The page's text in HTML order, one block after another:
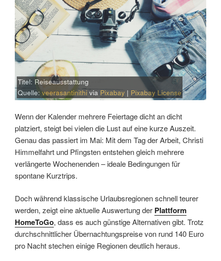
Titel: Reiseausstattung
Quelle:veerasantinithivia Pixabay | Pixabay License
Wenn der Kalender mehrere Feiertage dicht an dicht
platziert, steigt bei vielen die Lust auf eine kurze Auszeit.
Genau das passiert im Mai: Mit dem Tag der Arbeit, Christi
Himmelfahrt und Pfingsten entstehen gleich mehrere
verlängerte Wochenenden – ideale Bedingungen für
spontane Kurztrips.
Doch während klassische Urlaubsregionen schnell teurer
werden, zeigt eine aktuelle Auswertung der Plattform
HomeToGo, dass es auch günstige Alternativen gibt. Trotz
durchschnittlicher Übernachtungspreise von rund 140 Euro
pro Nacht stechen einige Regionen deutlich heraus.